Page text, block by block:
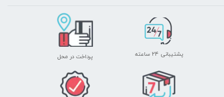
پشتیبانی ۲۴ ساعته پرداخت در محل